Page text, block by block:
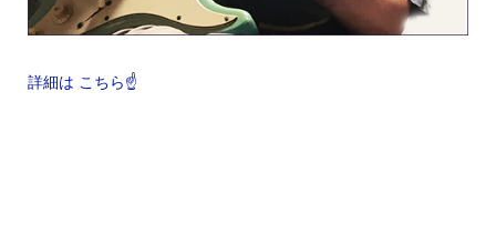
詳細は こちら☝️